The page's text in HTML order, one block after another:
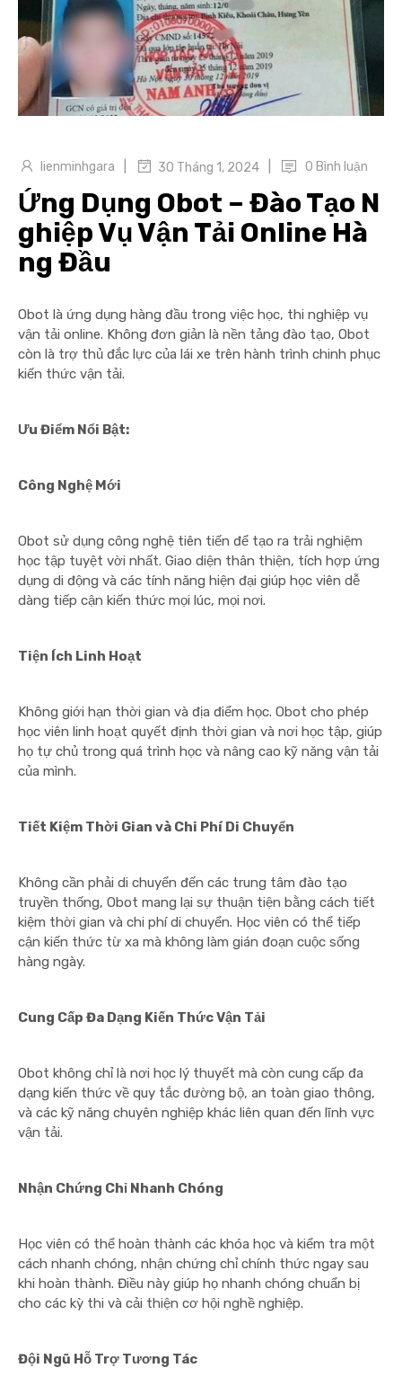
lienminhgara 30 Tháng 1, 2024 0 Bình luận
Ứng Dụng Obot – Đào Tạo N
ghiệp Vụ Vận Tải Online Hà
ng Đầu
Obot là ứng dụng hàng đầu trong việc học, thi nghiệp vụ
vận tải online. Không đơn giản là nền tảng đào tạo, Obot
còn là trợ thủ đắc lực của lái xe trên hành trình chinh phục
kiến thức vận tải.
Ưu Điểm Nổi Bật:
Công Nghệ Mới
Obot sử dụng công nghệ tiên tiến để tạo ra trải nghiệm
học tập tuyệt vời nhất. Giao diện thân thiện, tích hợp ứng
dụng di động và các tính năng hiện đại giúp học viên dễ
dàng tiếp cận kiến thức mọi lúc, mọi nơi.
Tiện Ích Linh Hoạt
Không giới hạn thời gian và địa điểm học. Obot cho phép
học viên linh hoạt quyết định thời gian và nơi học tập, giúp
họ tự chủ trong quá trình học và nâng cao kỹ năng vận tải
của mình.
Tiết Kiệm Thời Gian và Chi Phí Di Chuyển
Không cần phải di chuyển đến các trung tâm đào tạo
truyền thống, Obot mang lại sự thuận tiện bằng cách tiết
kiệm thời gian và chi phí di chuyển. Học viên có thể tiếp
cận kiến thức từ xa mà không làm gián đoạn cuộc sống
hàng ngày.
Cung Cấp Đa Dạng Kiến Thức Vận Tải
Obot không chỉ là nơi học lý thuyết mà còn cung cấp đa
dạng kiến thức về quy tắc đường bộ, an toàn giao thông,
và các kỹ năng chuyên nghiệp khác liên quan đến lĩnh vực
vận tải.
Nhận Chứng Chỉ Nhanh Chóng
Học viên có thể hoàn thành các khóa học và kiểm tra một
cách nhanh chóng, nhận chứng chỉ chính thức ngay sau
khi hoàn thành. Điều này giúp họ nhanh chóng chuẩn bị
cho các kỳ thi và cải thiện cơ hội nghề nghiệp.
Đội Ngũ Hỗ Trợ Tương Tác